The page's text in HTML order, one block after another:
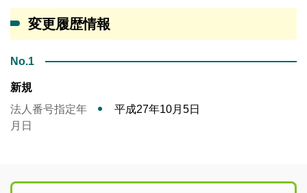
変更履歴情報
No.1
新規
法人番号指定年
月日
平成27年10月5日